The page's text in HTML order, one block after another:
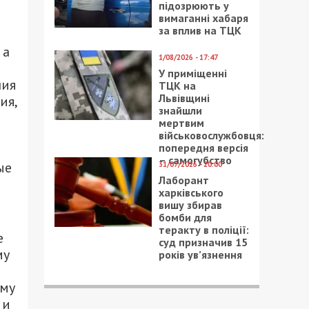
підозрюють у
вимаганні хабаря
за вплив на ТЦК
1/08/2026 - 17:47
У приміщенні
ТЦК на
Львівщині
знайшли
мертвим
військовослужбовця:
попередня версія
– самогубство
31/07/2026 - 20:00
Лаборант
харківського
вишу збирав
бомби для
теракту в поліції:
суд призначив 15
років ув’язнення